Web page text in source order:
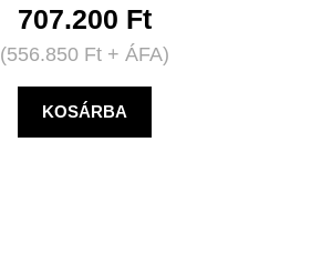
707.200 Ft
(556.850 Ft+ ÁFA)
KOSÁRBA